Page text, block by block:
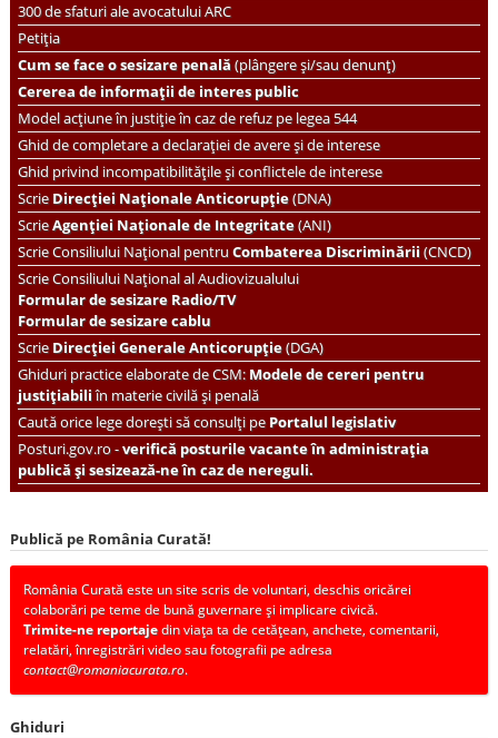
300 de sfaturi ale avocatului ARC
Petiția
Cum se face o sesizare penală(plângere și/sau denunț)
Cererea de informații de interes public
Model acțiune în justiție în caz de refuz pe legea 544
Ghid de completare a declarației de avere și de interese
Ghid privind incompatibilitățile și conflictele de interese
ScrieDirecției Naționale Anticorupție(DNA)
ScrieAgenției Naționale de Integritate(ANI)
ScrieConsiliului Național pentruCombaterea Discriminării(CNCD)
Scrie Consiliului Național al Audiovizualului
Formular de sesizare Radio/TV
Formular de sesizare cablu
ScrieDirecției Generale Anticorupție(DGA)
Ghiduri practice elaborate de CSM: Modele de cereri pentru
justițiabiliîn materie civilă și penală
Caută orice lege dorești să consulți pePortalul legislativ
Posturi.gov.ro -verifică posturile vacante în administrația
publică și sesizează-ne în caz de nereguli.
Publică pe România Curată!
România Curată este un site scris de voluntari, deschis oricărei
colaborări pe teme de bună guvernare și implicare civică.
Trimite-ne reportajedin viața ta de cetățean, anchete, comentarii,
relatări, înregistrări video sau fotografii pe adresa
contact@romaniacurata.ro.
Ghiduri